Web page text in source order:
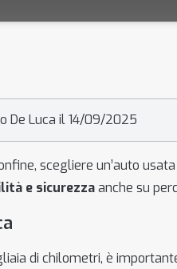
De Luca il 14/09/2025
scegliere un’auto
e sicurezzaanche su
di chilometri, è